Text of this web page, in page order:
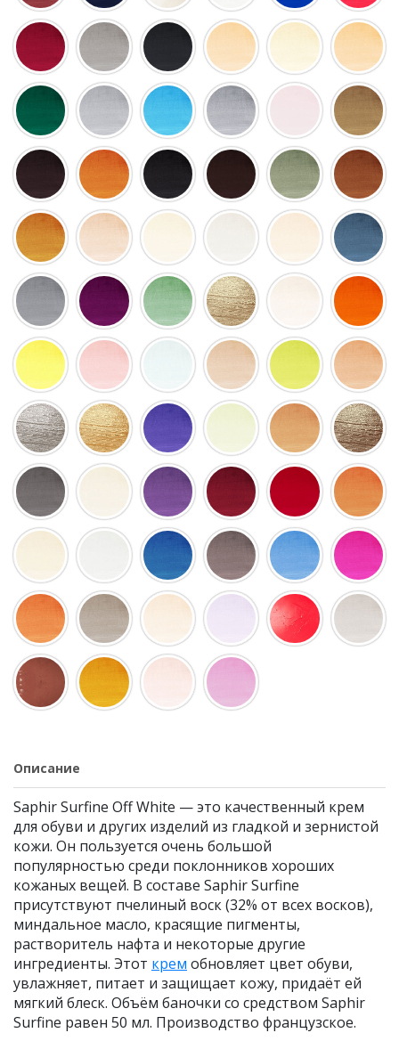
Описание
Saphir Surfine Off White — это качественный крем
для обуви и других изделий из гладкой и зернистой
кожи. Он пользуется очень большой
популярностью среди поклонников хороших
кожаных вещей. В составе Saphir Surfine
присутствуют пчелиный воск (32% от всех восков),
миндальное масло, красящие пигменты,
растворитель нафта и некоторые другие
ингредиенты. Этот крем обновляет цвет обуви,
увлажняет, питает и защищает кожу, придаёт ей
мягкий блеск. Объём баночки со средством Saphir
Surfine равен 50 мл. Производство французское.